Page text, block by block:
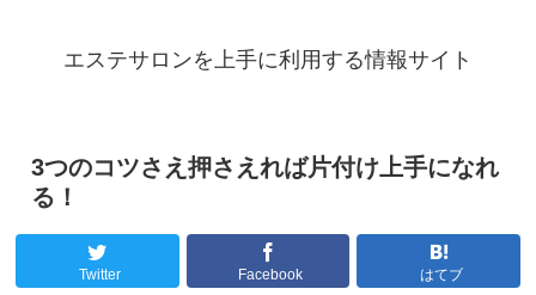
エステサロンを上手に利用する情報サイト
3つのコツさえ押さえれば片付け上手になれ
る！
Twitter Facebook はてブ